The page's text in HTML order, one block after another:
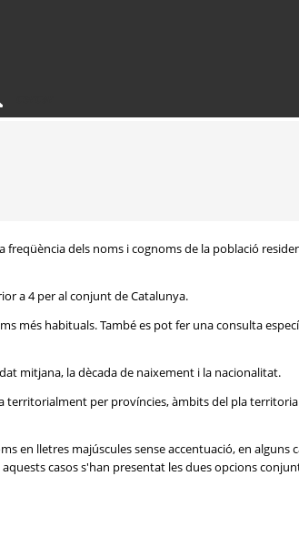
dels noms i cognoms de la població
a 4 per al conjunt de Catalunya.
més habituals. També es pot fer una consulta
mitjana, la dècada de naixement i la nacionalitat.
per províncies, àmbits del pla
en lletres majúscules sense accentuació, en
casos s'han presentat les dues opcions